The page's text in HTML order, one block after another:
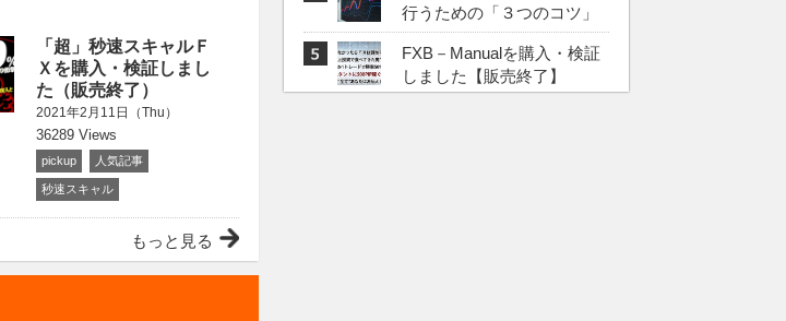
「超」秒速スキャルＦ
Ｘを購入・検証しまし
た（販売終了）
2021年2月11日（Thu）
36289 Views
pickup 人気記事
秒速スキャル
もっと見る
行うための「３つのコツ」
FXB－Manualを購入・検証
しました【販売終了】